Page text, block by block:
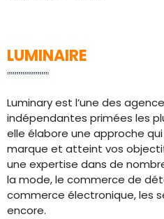
LUMINAIRE
Luminary est l’une des
indépendantes primées les
elle élabore une approche
marque et atteint vos
une expertise dans de
la mode, le commerce de
commerce électronique, les
encore.